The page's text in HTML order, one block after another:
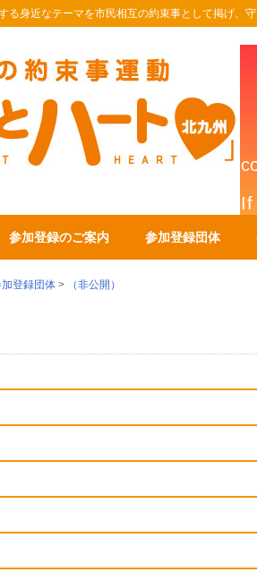
る身近なテーマを市民相互の約束事として掲げ、
参加登録のご案内 参加登録団体
登録団体 > （非公開）